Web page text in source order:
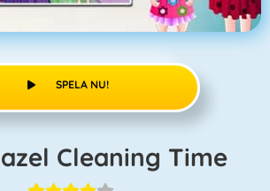
SPELA NU!
Cleaning Time